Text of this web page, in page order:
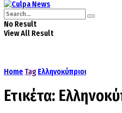
No Result
View All Result
Home Tag Ελληνοκύπριοι
Ετικέτα: